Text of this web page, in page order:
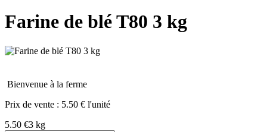
Farine de blé T80 3 kg
Bienvenue à la ferme
Prix de vente : 5.50 € l'unité
5.50 €3 kg